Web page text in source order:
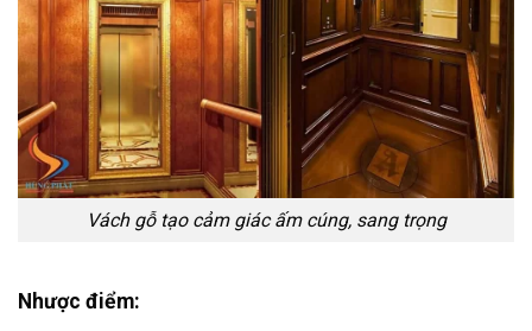
Vách gỗ tạo cảm giác ấm cúng, sang trọng
Nhược điểm: